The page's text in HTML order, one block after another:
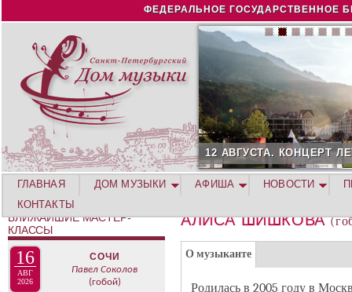
Jump to navigation
ФЕДЕРАЛЬНОЕ ГОСУДАРСТВЕННОЕ
12 АВГУСТА. КОНЦЕРТ
АЛИСА ШИШКОВА
Г
У
О музыканте(
а
Родилась в 2005 году в
ГЛАВНАЯ ДОМ МУЗЫКИ АФИША НОВОСТИ
КОНТАКТЫ
БЛИЖАЙШИЕ МАСТЕР-
КЛАССЫ
16
АВГ
2026
СОЧИ
Павел Соколов
(гобой)